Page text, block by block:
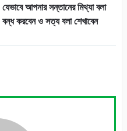
যেভাবে আপনার সন্তানের মিথ্যা বলা
বন্ধ করবেন ও সত্য বলা শেখাবেন